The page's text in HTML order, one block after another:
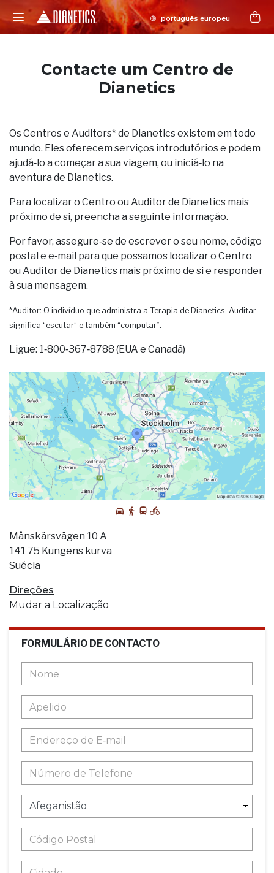
Contacte um Centro de
Dianetics
Os Centros e Auditors* de Dianetics existem em todo
mundo. Eles oferecem serviços introdutórios e podem
ajudá‑lo a começar a sua viagem, ou iniciá‑lo na
aventura de Dianetics.
Para localizar o Centro ou Auditor de Dianetics mais
próximo de si, preencha a seguinte informação.
Por favor, assegure‑se de escrever o seu nome, código
postal e e‑mail para que possamos localizar o Centro
ou Auditor de Dianetics mais próximo de si e responder
à sua mensagem.
*Auditor: O indivíduo que administra a Terapia de Dianetics. Auditar
significa “escutar” e também “computar”.
Ligue: 1‑800‑367‑8788 (EUA e Canadá)
Månskärsvägen 10 A
141 75 Kungens kurva
Suécia
Direções
Mudar a Localização
FORMULÁRIO DE CONTACTO